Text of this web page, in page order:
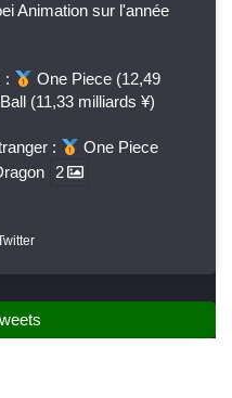
Animation sur l'année
:
One Piece (12,49
(11,33 milliards ¥)
:
One Piece
2